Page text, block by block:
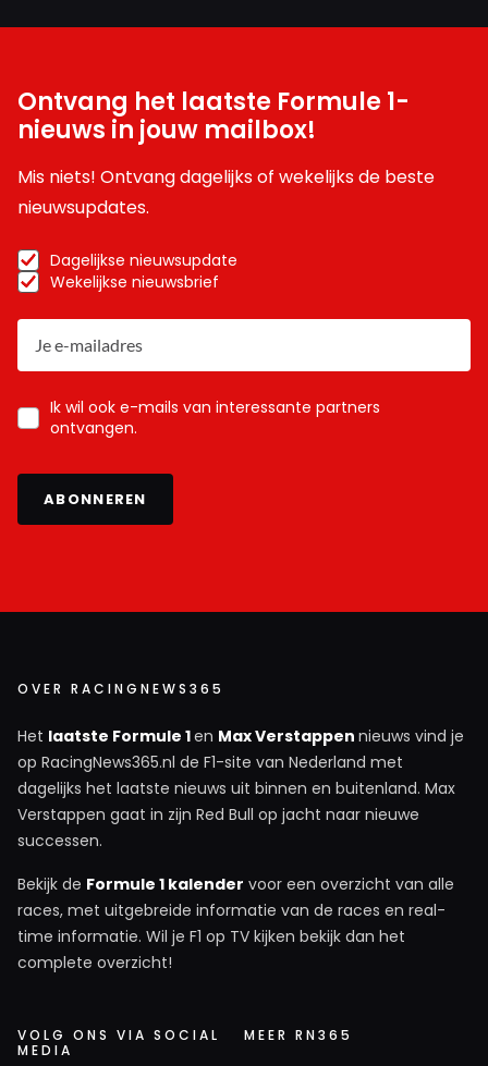
Ontvang het laatste Formule 1-
nieuws in jouw mailbox!
Mis niets! Ontvang dagelijks of wekelijks de beste
nieuwsupdates.
Dagelijkse nieuwsupdate
Wekelijkse nieuwsbrief
Ik wil ook e-mails van interessante partners
ontvangen.
ABONNEREN
OVER RACINGNEWS365
Het laatste Formule 1en Max Verstappen nieuws vind je
op RacingNews365.nl de F1-site van Nederland met
dagelijks het laatste nieuws uit binnen en buitenland. Max
Verstappen gaat in zijn Red Bull op jacht naar nieuwe
successen.
Bekijk de Formule 1 kalender voor een overzicht van alle
races, met uitgebreide informatie van de races en real-
time informatie. Wil je F1 op TV kijken bekijk dan het
complete overzicht!
VOLG ONS VIA SOCIAL
MEDIA
MEER RN365